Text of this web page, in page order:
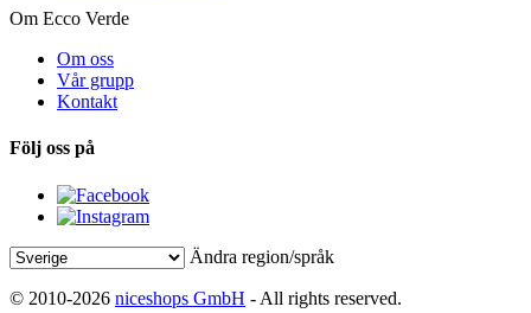
Om Ecco Verde
Om oss
Vår grupp
Kontakt
Följ oss på
Ändra region/språk
© 2010-2026 niceshops GmbH - All rights reserved.